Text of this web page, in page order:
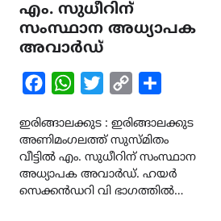
എം. സുധീറിന്
സംസ്ഥാന അധ്യാപക
അവാർഡ്
FacebookWhatsAppTwitterCopy
ഇരിങ്ങാലക്കുട : ഇരിങ്ങാലക്കുട
അണിമംഗലത്ത് സുസ്മിതം
വീട്ടിൽ എം. സുധീറിന് സംസ്ഥാന
അധ്യാപക അവാർഡ്. ഹയർ
സെക്കൻഡറി വി ഭാഗത്തിൽ…
LITERATURE
കാട്ടൂർ, ടി. കെ. ബാലൻ
August 6, 2026